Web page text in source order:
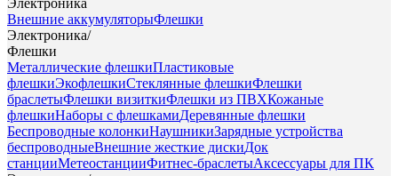
Электроника
Внешние аккумуляторыФлешки
Электроника/
Флешки
Металлические флешкиПластиковые
флешкиЭкофлешкиСтеклянные флешкиФлешки
браслетыФлешки визиткиФлешки из ПВХКожаные
флешкиНаборы с флешкамиДеревянные флешки
Беспроводные колонкиНаушникиЗарядные устройства
беспроводныеВнешние жесткие дискиДок
станцииМетеостанцииФитнес-браслетыАксессуары для ПК